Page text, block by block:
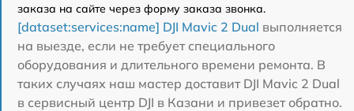
заказа на сайте через форму заказа звонка.
[dataset:services:name] DJI Mavic 2 Dual выполняется
на выезде, если не требует специального
оборудования и длительного времени ремонта. В
таких случаях наш мастер доставит DJI Mavic 2 Dual
в сервисный центр DJI в Казани и привезет обратно.